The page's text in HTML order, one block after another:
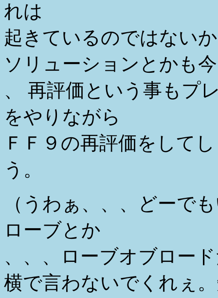
れは
起きているのではない
ソリューションとかも
、 再評価という事もプ
をやりながら
ＦＦ９の再評価をして
う。
（うわぁ、、、どーで
ローブとか
、、、ローブオブロー
横で言わないでくれぇ